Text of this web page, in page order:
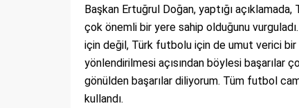
Başkan Ertuğrul Doğan, yaptığı
çok önemli bir yere sahip olduğunu
için değil, Türk futbolu için de umut verici bir
yönlendirilmesi açısından böylesi başarılar
gönülden başarılar diliyorum. Tüm futbol
kullandı.